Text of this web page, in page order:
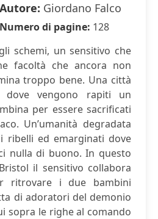
Autore: Giordano Falco
Numero di pagine: 128
schemi, un sensitivo che
facoltà che ancora non
troppo bene. Una città
dove vengono rapiti un
per essere sacrificati
Un’umanità degradata
ribelli ed emarginati dove
nulla di buono. In questo
il sensitivo collabora
ritrovare i due bambini
di adoratori del demonio
sopra le righe al comando